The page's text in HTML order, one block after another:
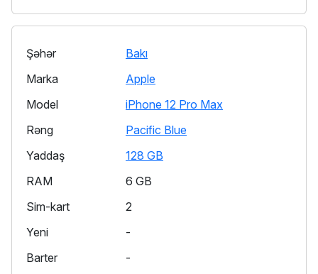
Şəhər
Bakı
Marka
Apple
Model
iPhone 12 Pro Max
Rəng
Pacific Blue
Yaddaş
128 GB
RAM
6 GB
Sim-kart
2
Yeni
-
Barter
-